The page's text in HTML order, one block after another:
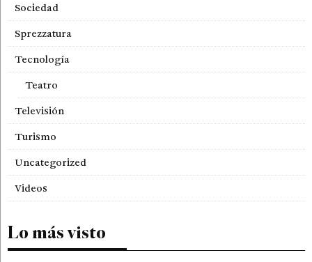
Sociedad
Sprezzatura
Tecnología
Teatro
Televisión
Turismo
Uncategorized
Videos
Lo más visto